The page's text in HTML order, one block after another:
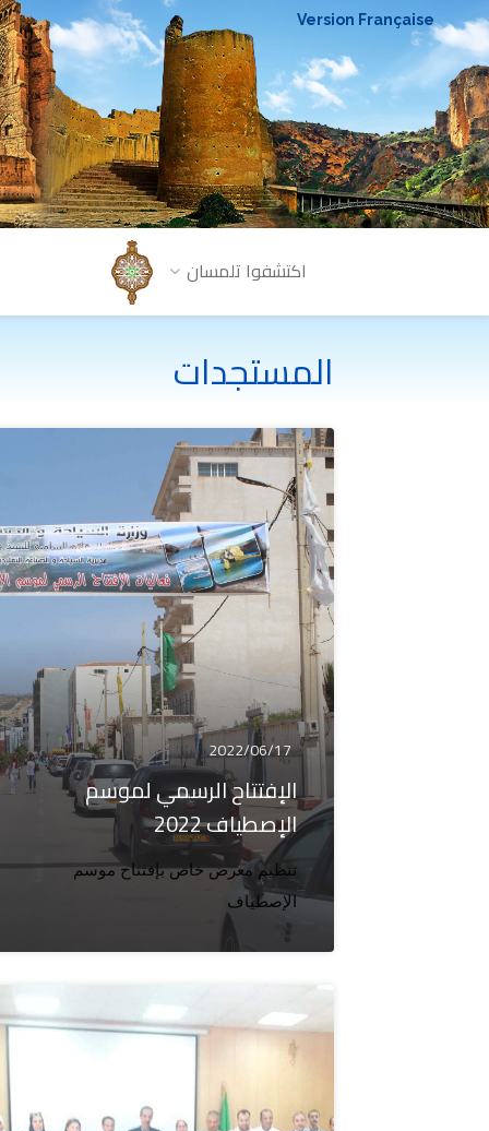
Version Française
اكتشفوا تلمسان
المستجدات
2022/06/17
الإفتتاح الرسمي لموسم
الإصطياف 2022
تنظيم معرض خاص بإفتتاح موسم
الإصطياف